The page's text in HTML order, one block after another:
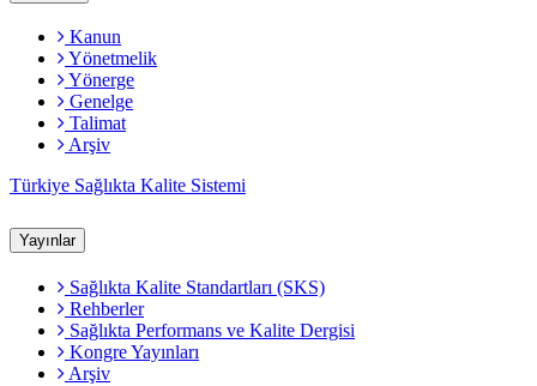
Kanun
Yönetmelik
Yönerge
Genelge
Talimat
Arşiv
Türkiye Sağlıkta Kalite Sistemi
Yayınlar
Sağlıkta Kalite Standartları (SKS)
Rehberler
Sağlıkta Performans ve Kalite Dergisi
Kongre Yayınları
Arşiv